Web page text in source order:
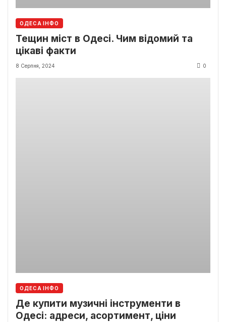
ОДЕСА ІНФО
Тещин міст в Одесі. Чим відомий та
цікаві факти
8 Серпня, 2024 0
ОДЕСА ІНФО
Де купити музичні інструменти в
Одесі: адреси, асортимент, ціни